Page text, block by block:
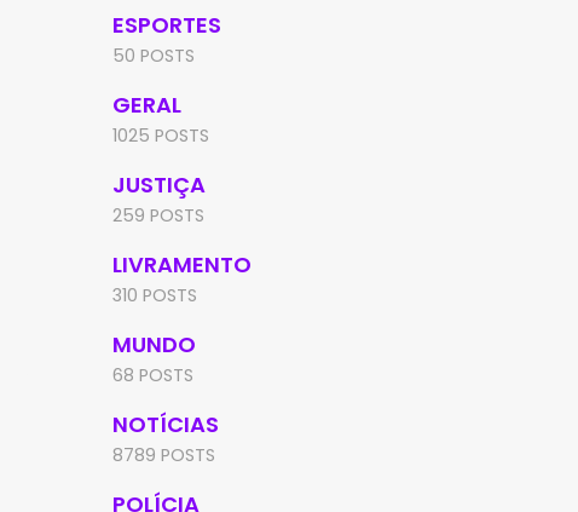
ESPORTES
50 POSTS
GERAL
1025 POSTS
JUSTIÇA
259 POSTS
LIVRAMENTO
310 POSTS
MUNDO
68 POSTS
NOTÍCIAS
8789 POSTS
POLÍCIA